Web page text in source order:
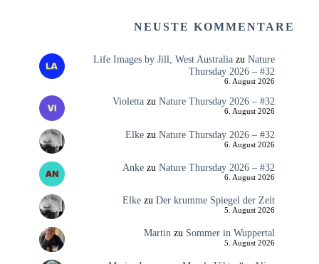
NEUSTE KOMMENTARE
Life Images by Jill, West Australiazu Nature
Thursday 2026 – #32
6. August 2026
Violettazu Nature Thursday 2026 – #32
6. August 2026
Elkezu Nature Thursday 2026 – #32
6. August 2026
Ankezu Nature Thursday 2026 – #32
6. August 2026
Elkezu Der krumme Spiegel der Zeit
5. August 2026
Martin zu Sommer in Wuppertal
5. August 2026